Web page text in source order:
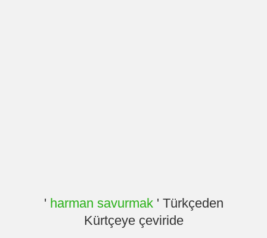
' harman savurmak' Türkçeden
Kürtçeye çeviride